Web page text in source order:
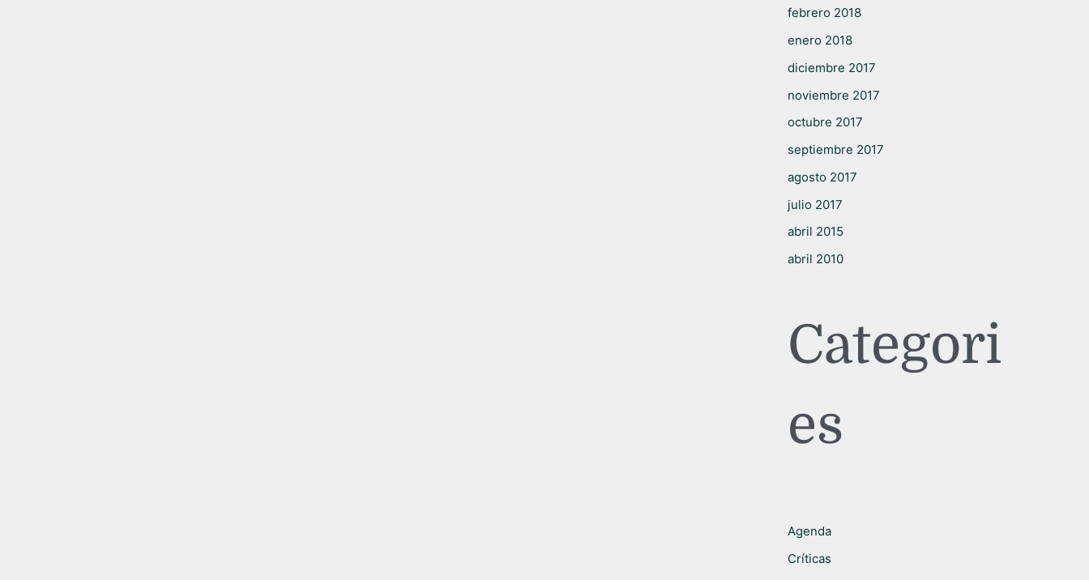
febrero 2018
enero 2018
diciembre 2017
noviembre 2017
octubre 2017
septiembre 2017
agosto 2017
julio 2017
abril 2015
abril 2010
Categori
es
Agenda
Críticas